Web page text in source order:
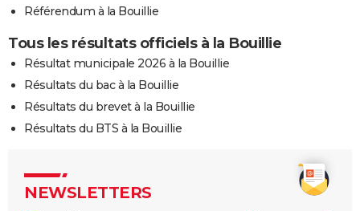
Référendum à la Bouillie
Tous les résultats officiels à la Bouillie
Résultat municipale 2026 à la Bouillie
Résultats du bac à la Bouillie
Résultats du brevet à la Bouillie
Résultats du BTS à la Bouillie
NEWSLETTERS